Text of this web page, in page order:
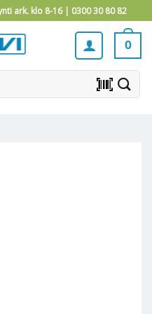
ark. klo 8-16 | 0300 30 80 82
0
barcode_scanner